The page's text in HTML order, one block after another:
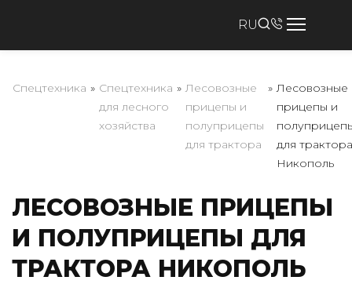
RU
Спецтехника » Спецтехника
для лесного
хозяйства
» Лесовозные
прицепы и
полуприцепы
для трактора
» Лесовозные
прицепы и
для трактора
Никополь
ЛЕСОВОЗНЫЕ ПРИЦЕПЫ
И ПОЛУПРИЦЕПЫ ДЛЯ
ТРАКТОРА НИКОПОЛЬ